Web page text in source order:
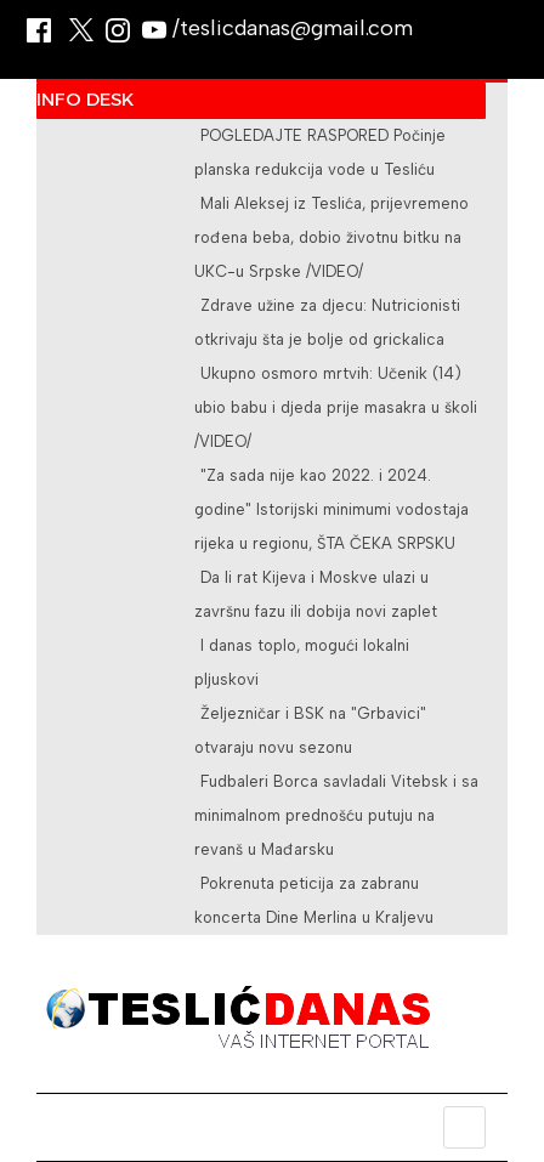
/teslicdanas@gmail.com
INFO DESK
POGLEDAJTE RASPORED Počinje
planska redukcija vode u Tesliću
Mali Aleksej iz Teslića, prijevremeno
rođena beba, dobio životnu bitku na
UKC-u Srpske /VIDEO/
Zdrave užine za djecu: Nutricionisti
otkrivaju šta je bolje od grickalica
Ukupno osmoro mrtvih: Učenik (14)
ubio babu i djeda prije masakra u školi
/VIDEO/
"Za sada nije kao 2022. i 2024.
godine" Istorijski minimumi vodostaja
rijeka u regionu, ŠTA ČEKA SRPSKU
Da li rat Kijeva i Moskve ulazi u
završnu fazu ili dobija novi zaplet
I danas toplo, mogući lokalni
pljuskovi
Željezničar i BSK na "Grbavici"
otvaraju novu sezonu
Fudbaleri Borca savladali Vitebsk i sa
minimalnom prednošću putuju na
revanš u Mađarsku
Pokrenuta peticija za zabranu
koncerta Dine Merlina u Kraljevu